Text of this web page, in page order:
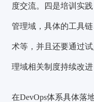
度交流。四是培训实
管理域，具体的工具
术等，并且还要通过
理域相关制度持续改
在DevOps体系具体落